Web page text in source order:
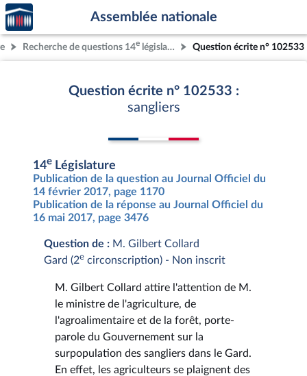
Aller au contenu
Aller en bas de la page
Accèder
à la
page
d'accueil
Assemblée nationale
Recherche de questions 14e législature Question écrite n° 102533
Question écrite n° 102533 :
sangliers
14e Législature
Publication de la question au Journal Officiel du
14 février 2017, page 1170
Publication de la réponse au Journal Officiel du
16 mai 2017, page 3476
Question de : M. Gilbert Collard
Gard (2e circonscription) - Non inscrit
M. Gilbert Collard attire l'attention de M.
le ministre de l'agriculture, de
l'agroalimentaire et de la forêt, porte-
parole du Gouvernement sur la
surpopulation des sangliers dans le Gard.
En effet, les agriculteurs se plaignent des